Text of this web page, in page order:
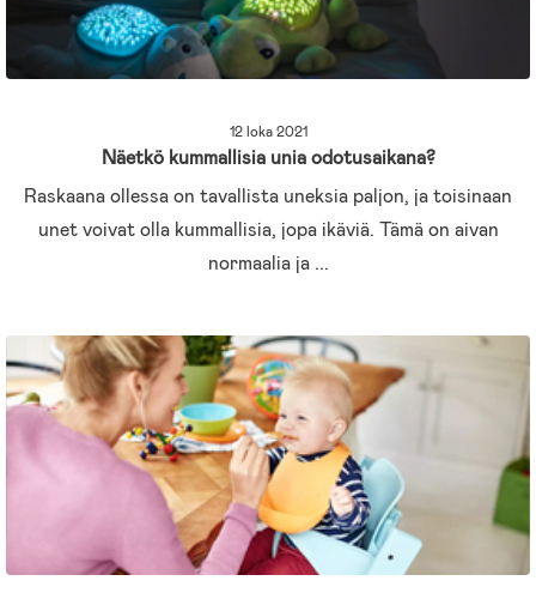
12 loka 2021
Näetkö kummallisia unia odotusaikana?
Raskaana ollessa on tavallista uneksia paljon, ja toisinaan
unet voivat olla kummallisia, jopa ikäviä. Tämä on aivan
normaalia ja ...